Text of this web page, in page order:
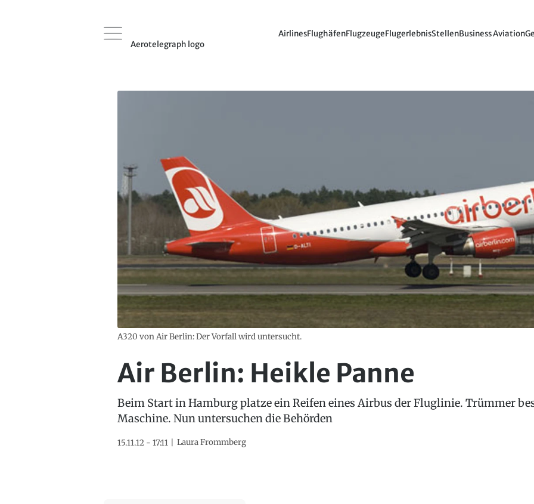
Aerotelegraph logo
AirlinesFlughäfenFlugzeugeFlugerlebnisStellenBusiness Aviation
A320 von Air Berlin: Der Vorfall wird untersucht.
Air Berlin: Heikle Panne
Beim Start in Hamburg platze ein Reifen eines Airbus der Fluglinie. Trümmer
Maschine. Nun untersuchen die Behörden
15.11.12 - 17:11 Laura Frommberg